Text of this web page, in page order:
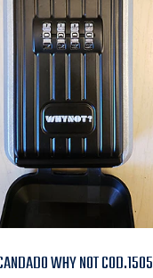
WHY NOT COD.1505